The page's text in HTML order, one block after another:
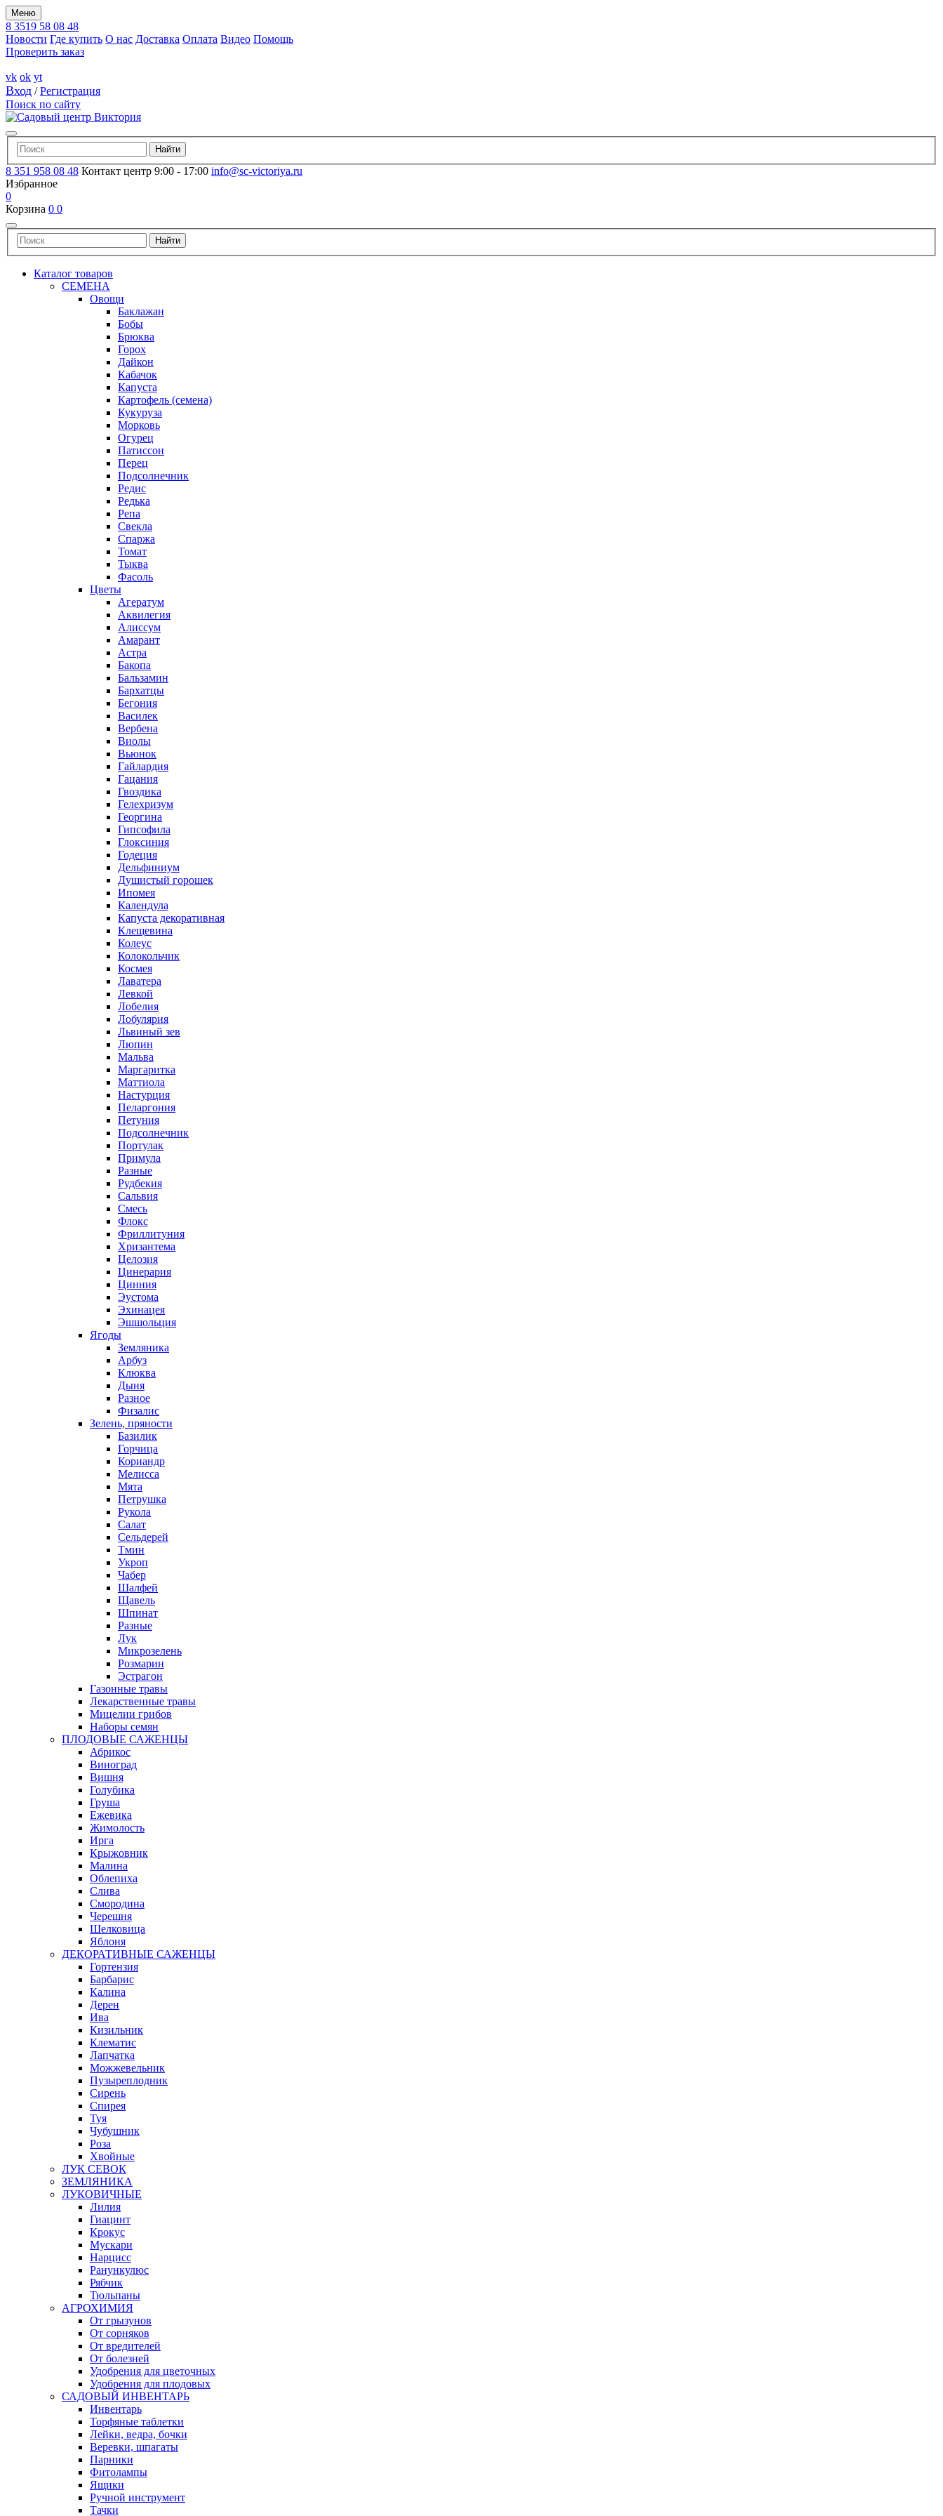
Меню
8 3519 58 08 48
Новости Где купить О нас Доставка Оплата Видео Помощь
Проверить заказ
vk ok yt
Вход /Регистрация
Поиск по сайту
8 351 958 08 48 Контакт центр 9:00 - 17:00 info@sc-victoriya.ru
Избранное
0
Корзина 0 0
Каталог товаров
СЕМЕНА
Овощи
Баклажан
Бобы
Брюква
Горох
Дайкон
Кабачок
Капуста
Картофель (семена)
Кукуруза
Морковь
Огурец
Патиссон
Перец
Подсолнечник
Редис
Редька
Репа
Свекла
Спаржа
Томат
Тыква
Фасоль
Цветы
Агератум
Аквилегия
Алиссум
Амарант
Астра
Бакопа
Бальзамин
Бархатцы
Бегония
Василек
Вербена
Виолы
Вьюнок
Гайлардия
Гацания
Гвоздика
Гелехризум
Георгина
Гипсофила
Глоксиния
Годеция
Дельфиниум
Душистый горошек
Ипомея
Календула
Капуста декоративная
Клещевина
Колеус
Колокольчик
Космея
Лаватера
Левкой
Лобелия
Лобулярия
Львиный зев
Люпин
Мальва
Маргаритка
Маттиола
Настурция
Пеларгония
Петуния
Подсолнечник
Портулак
Примула
Разные
Рудбекия
Сальвия
Смесь
Флокс
Фриллитуния
Хризантема
Целозия
Цинерария
Цинния
Эустома
Эхинацея
Эшшольция
Ягоды
Земляника
Арбуз
Клюква
Дыня
Разное
Физалис
Зелень, пряности
Базилик
Горчица
Кориандр
Мелисса
Мята
Петрушка
Рукола
Салат
Сельдерей
Тмин
Укроп
Чабер
Шалфей
Щавель
Шпинат
Разные
Лук
Микрозелень
Розмарин
Эстрагон
Газонные травы
Лекарственные травы
Мицелии грибов
Наборы семян
ПЛОДОВЫЕ САЖЕНЦЫ
Абрикос
Виноград
Вишня
Голубика
Груша
Ежевика
Жимолость
Ирга
Крыжовник
Малина
Облепиха
Слива
Смородина
Черешня
Шелковица
Яблоня
ДЕКОРАТИВНЫЕ САЖЕНЦЫ
Гортензия
Барбарис
Калина
Дерен
Ива
Кизильник
Клематис
Лапчатка
Можжевельник
Пузыреплодник
Сирень
Спирея
Туя
Чубушник
Роза
Хвойные
ЛУК СЕВОК
ЗЕМЛЯНИКА
ЛУКОВИЧНЫЕ
Лилия
Гиацинт
Крокус
Мускари
Нарцисс
Ранункулюс
Рябчик
Тюльпаны
АГРОХИМИЯ
От грызунов
От сорняков
От вредителей
От болезней
Удобрения для цветочных
Удобрения для плодовых
САДОВЫЙ ИНВЕНТАРЬ
Инвентарь
Торфяные таблетки
Лейки, ведра, бочки
Веревки, шпагаты
Парники
Фитолампы
Ящики
Ручной инструмент
Тачки